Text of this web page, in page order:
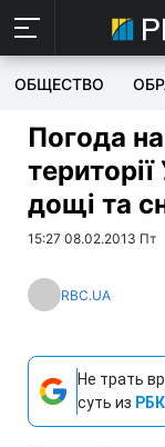
ОБЩЕСТВО
Погода на
дощі та
15:27 08.02.2013 Пт
RBC.UA
Не трать
суть из